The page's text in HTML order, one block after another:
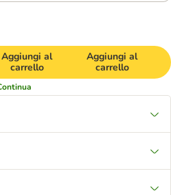
Aggiungi al
carrello
Aggiungi al
carrello